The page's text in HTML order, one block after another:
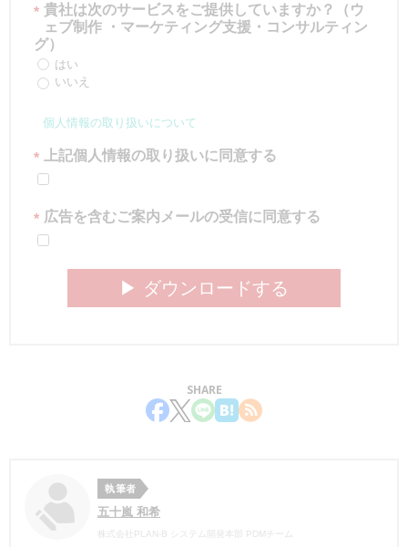
* 貴社は次のサービスをご提供していますか？（ウ
ェブ制作 ・マーケティング支援・コンサルティン
グ）
はい
いいえ
個人情報の取り扱いについて
* 上記個人情報の取り扱いに同意する
* 広告を含むご案内メールの受信に同意する
▶︎ ダウンロードする
SHARE
執筆者
五十嵐 和希
株式会社PLAN-B システム開発本部 PDMチーム